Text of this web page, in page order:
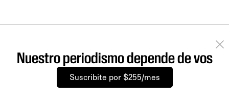
Nuestro periodismo depende de vos
Suscribite por $255/mes